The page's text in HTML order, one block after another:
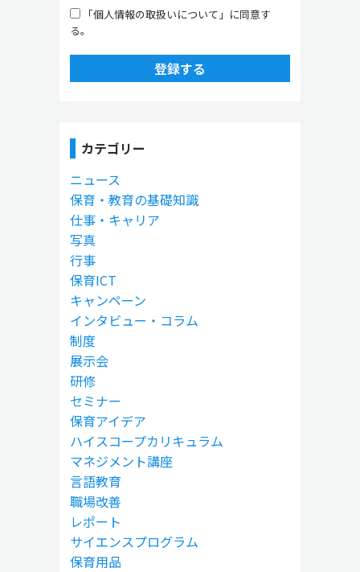
「個人情報の取扱いについて」に同意す
る。
登録する
カテゴリー
ニュース
保育・教育の基礎知識
仕事・キャリア
写真
行事
保育ICT
キャンペーン
インタビュー・コラム
制度
展示会
研修
セミナー
保育アイデア
ハイスコープカリキュラム
マネジメント講座
言語教育
職場改善
レポート
サイエンスプログラム
保育用品